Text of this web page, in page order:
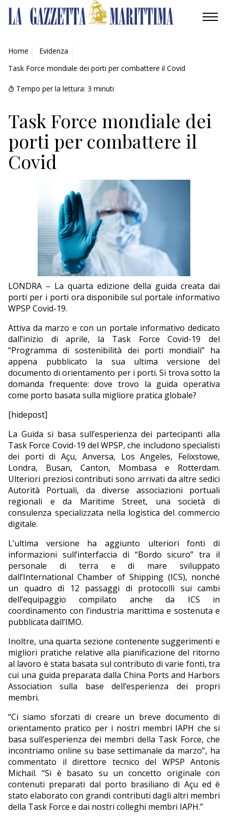
AMBIENTE
MOBILITÀ
INDUSTRIA
RICERCA
ECONOMIA
TURISMO
EDITORIALI
Home
Evidenza
Task Force mondiale dei porti per combattere il Covid
Tempo per la lettura: 3 minuti
Task Force mondiale dei
porti per combattere il
Covid
LONDRA – La quarta edizione della guida creata dai
porti per i porti ora disponibile sul portale informativo
WPSP Covid-19.
Attiva da marzo e con un portale informativo dedicato
dall’inizio di aprile, la Task Force Covid-19 del
“Programma di sostenibilità dei porti mondiali” ha
appena pubblicato la sua ultima versione del
documento di orientamento per i porti. Si trova sotto la
domanda frequente: dove trovo la guida operativa
come porto basata sulla migliore pratica globale?
[hidepost]
La Guida si basa sull’esperienza dei partecipanti alla
Task Force Covid-19 del WPSP, che includono specialisti
dei porti di Açu, Anversa, Los Angeles, Felixstowe,
Londra, Busan, Canton, Mombasa e Rotterdam.
Ulteriori preziosi contributi sono arrivati ​​da altre sedici
Autorità Portuali, da diverse associazioni portuali
regionali e da Maritime Street, una società di
consulenza specializzata nella logistica del commercio
digitale.
L’ultima versione ha aggiunto ulteriori fonti di
informazioni sull’interfaccia di “Bordo sicuro” tra il
personale di terra e di mare sviluppato
dall’International Chamber of Shipping (ICS), nonché
un quadro di 12 passaggi di protocolli sui cambi
dell’equipaggio compilato anche da ICS in
coordinamento con l’industria marittima e sostenuta e
pubblicata dall’IMO.
Inoltre, una quarta sezione contenente suggerimenti e
migliori pratiche relative alla pianificazione del ritorno
al lavoro è stata basata sul contributo di varie fonti, tra
cui una guida preparata dalla China Ports and Harbors
Association sulla base dell’esperienza dei propri
membri.
“Ci siamo sforzati di creare un breve documento di
orientamento pratico per i nostri membri IAPH che si
basa sull’esperienza dei membri della Task Force, che
incontriamo online su base settimanale da marzo”, ha
commentato il direttore tecnico del WPSP Antonis
Michail. “Si è basato su un concetto originale con
contenuti preparati dal porto brasiliano di Açu ed è
stato elaborato con grandi contributi dagli altri membri
della Task Force e dai nostri colleghi membri IAPH.”